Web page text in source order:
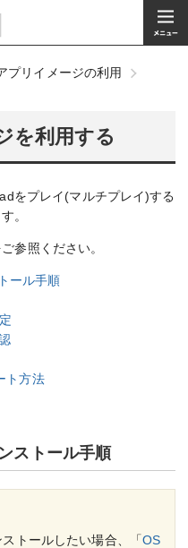
プリイメージの利用
を利用する
をプレイ(マルチプレイ)する
。
参照ください。
ール手順
ト方法
ストール手順
トールしたい場合、「OS